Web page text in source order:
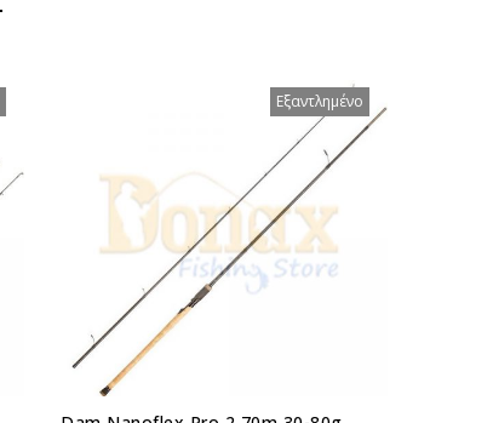
Εξαντλημένο